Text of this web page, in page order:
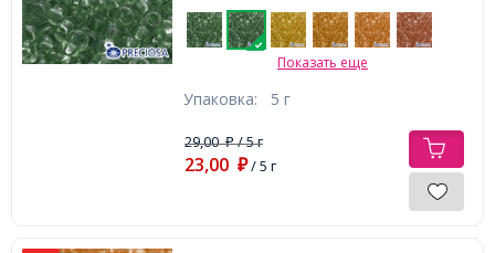
Показать еще
Упаковка: 5 г
29,00₽/ 5 г
23,00 ₽/ 5 г